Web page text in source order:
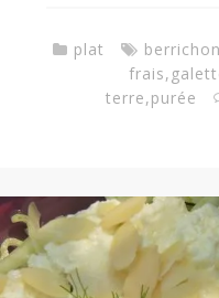
plat
frais,
terre,purée